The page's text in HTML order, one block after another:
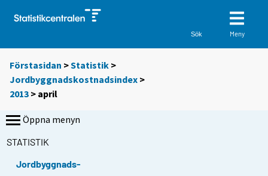
Sök Meny
Förstasidan >Statistik >
Jordbyggnadskostnadsindex >
2013 > april
Öppna menyn
STATISTIK
Jordbyggnads-